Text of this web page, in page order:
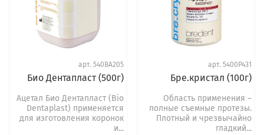
арт.540BA205
Био Дентапласт (500г)
Ацетал Био Дентапласт (Bio
Dentaplast) применяется
для изготовления коронок
и...
арт.5400P431
Бре.кристал (100г)
Область применения –
полные съемные протезы.
Плотный и чрезвычайно
гладкий...